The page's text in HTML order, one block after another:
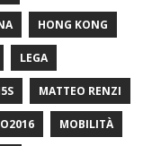
HONG KONG
LEGA
MATTEO RENZI
MOBILITÀ